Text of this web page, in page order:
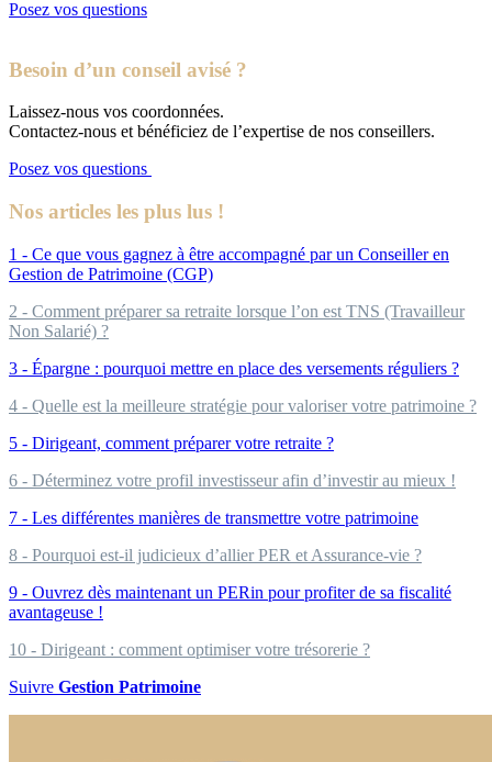
Posez vos questions
Besoin d’un conseil avisé ?
Laissez-nous vos coordonnées.
Contactez-nous et bénéficiez de l’expertise de nos conseillers.
Posez vos questions
Nos articles les plus lus !
1 - Ce que vous gagnez à être accompagné par un Conseiller en
Gestion de Patrimoine (CGP)
2 - Comment préparer sa retraite lorsque l’on est TNS (Travailleur
Non Salarié) ?
3 - Épargne : pourquoi mettre en place des versements réguliers ?
4 - Quelle est la meilleure stratégie pour valoriser votre patrimoine ?
5 - Dirigeant, comment préparer votre retraite ?
6 - Déterminez votre profil investisseur afin d’investir au mieux !
7 - Les différentes manières de transmettre votre patrimoine
8 - Pourquoi est-il judicieux d’allier PER et Assurance-vie ?
9 - Ouvrez dès maintenant un PERin pour profiter de sa fiscalité
avantageuse !
10 - Dirigeant : comment optimiser votre trésorerie ?
Suivre Gestion Patrimoine